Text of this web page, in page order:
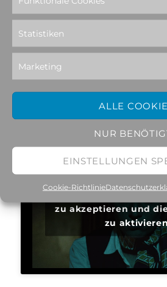
Statistiken
Marketing
ALLE
NUR
EINSTELLUNGEN
Cookie-Richtlinie
Klicke hier, um
Klicke hier, um
zu akzeptieren und
zu